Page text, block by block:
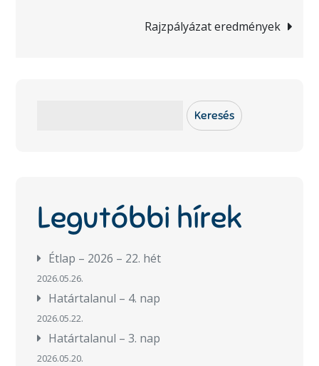
navigációRajzpályázat eredmények
Keresés
Legutóbbi hírek
Étlap – 2026 – 22. hét
2026.05.26.
Határtalanul – 4. nap
2026.05.22.
Határtalanul – 3. nap
2026.05.20.